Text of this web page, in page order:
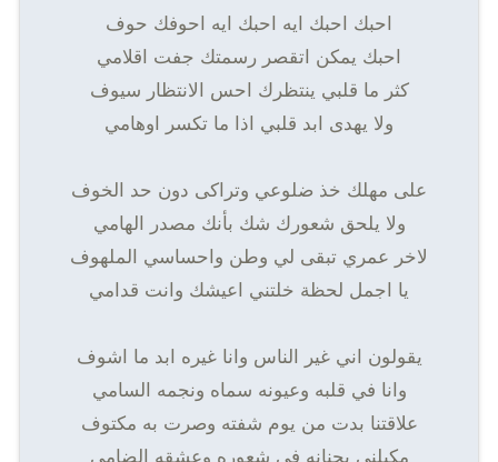
احبك احبك ايه احبك ايه احوفك حوف
احبك يمكن اتقصر رسمتك جفت اقلامي
كثر ما قلبي ينتظرك احس الانتظار سيوف
ولا يهدى ابد قلبي اذا ما تكسر اوهامي
على مهلك خذ ضلوعي وتراكى دون حد الخوف
ولا يلحق شعورك شك بأنك مصدر الهامي
لاخر عمري تبقى لي وطن واحساسي الملهوف
يا اجمل لحظة خلتني اعيشك وانت قدامي
يقولون اني غير الناس وانا غيره ابد ما اشوف
وانا في قلبه وعيونه سماه ونجمه السامي
علاقتنا بدت من يوم شفته وصرت به مكتوف
مكبلني بحنانه في شعوره وعشقه الضامي